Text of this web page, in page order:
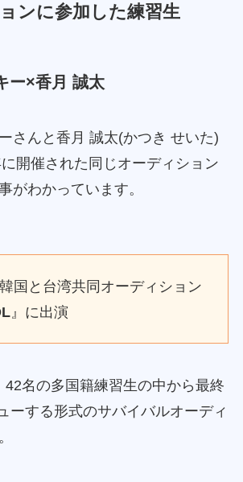
ンに参加した練習生
ー×香月 誠太
さんと香月 誠太(かつき せいた)
開催された同じオーディション
がわかっています。
国と台湾共同オーディション
』に出演
42名の多国籍練習生の中から最終
ーする形式のサバイバルオーディ